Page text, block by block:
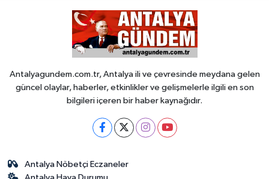
Antalyagundem.com.tr, Antalya ili ve çevresinde meydana gelen
güncel olaylar, haberler, etkinlikler ve gelişmelerle ilgili en son
bilgileri içeren bir haber kaynağıdır.
Antalya Nöbetçi Eczaneler